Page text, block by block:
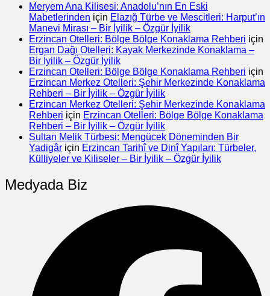
Meryem Ana Kilisesi: Anadolu’nın En Eski
Mabetlerinden için Elazığ Türbe ve Mescitleri: Harput’ın
Manevi Mirası – Bir İyilik – Özgür İyilik
Erzincan Otelleri: Bölge Bölge Konaklama Rehberi için
Ergan Dağı Otelleri: Kayak Merkezinde Konaklama –
Bir İyilik – Özgür İyilik
Erzincan Otelleri: Bölge Bölge Konaklama Rehberi için
Erzincan Merkez Otelleri: Şehir Merkezinde Konaklama
Rehberi – Bir İyilik – Özgür İyilik
Erzincan Merkez Otelleri: Şehir Merkezinde Konaklama
Rehberi için Erzincan Otelleri: Bölge Bölge Konaklama
Rehberi – Bir İyilik – Özgür İyilik
Sultan Melik Türbesi: Mengücek Döneminden Bir
Yadigâr için Erzincan Tarihî ve Dinî Yapıları: Türbeler,
Külliyeler ve Kiliseler – Bir İyilik – Özgür İyilik
Medyada Biz